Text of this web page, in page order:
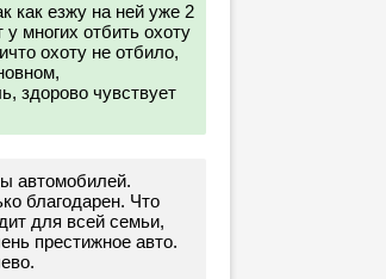
как езжу на ней уже 2
многих отбить охоту
охоту не отбило,
здорово чувствует
автомобилей.
благодарен. Что
для всей семьи,
престижное авто.